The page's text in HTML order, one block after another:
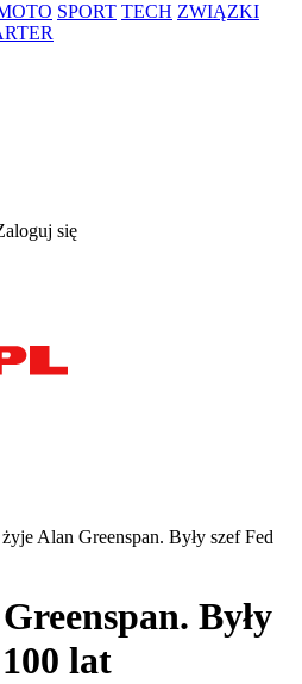
SPORT TECH ZWIĄZKI
się
Alan Greenspan. Były szef Fed
Były
lat